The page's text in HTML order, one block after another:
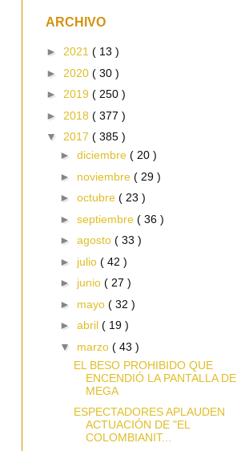
ARCHIVO
► 2021 ( 13 )
► 2020 ( 30 )
► 2019 ( 250 )
► 2018 ( 377 )
▼ 2017 ( 385 )
► diciembre ( 20 )
► noviembre ( 29 )
► octubre ( 23 )
► septiembre ( 36 )
► agosto ( 33 )
► julio ( 42 )
► junio ( 27 )
► mayo ( 32 )
► abril ( 19 )
▼ marzo ( 43 )
EL BESO PROHIBIDO QUE
ENCENDIÓ LA PANTALLA DE
MEGA
ESPECTADORES APLAUDEN
ACTUACIÓN DE "EL
COLOMBIANIT...